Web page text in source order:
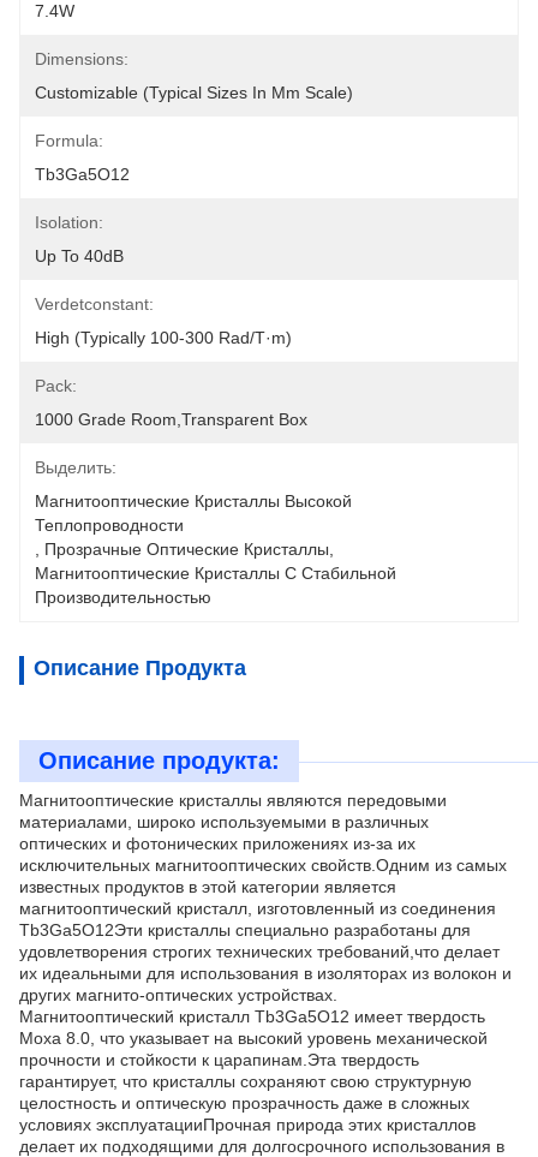
7.4W
Dimensions:
Customizable (typical Sizes In Mm Scale)
Formula:
Tb3Ga5O12
Isolation:
Up To 40dB
Verdetconstant:
High (typically 100-300 Rad/T·m)
Pack:
1000 Grade Room,transparent Box
Выделить:
Магнитооптические Кристаллы Высокой
Теплопроводности
Прозрачные Оптические Кристаллы
Магнитооптические Кристаллы С Стабильной
Производительностью
Описание Продукта
Описание продукта:
Магнитооптические кристаллы являются передовыми
материалами, широко используемыми в различных
оптических и фотонических приложениях из-за их
исключительных магнитооптических свойств.Одним из самых
известных продуктов в этой категории является
магнитооптический кристалл, изготовленный из соединения
Tb3Ga5O12Эти кристаллы специально разработаны для
удовлетворения строгих технических требований,что делает
их идеальными для использования в изоляторах из волокон и
других магнито-оптических устройствах.
Магнитооптический кристалл Tb3Ga5O12 имеет твердость
Моха 8.0, что указывает на высокий уровень механической
прочности и стойкости к царапинам.Эта твердость
гарантирует, что кристаллы сохраняют свою структурную
целостность и оптическую прозрачность даже в сложных
условиях эксплуатацииПрочная природа этих кристаллов
делает их подходящими для долгосрочного использования в